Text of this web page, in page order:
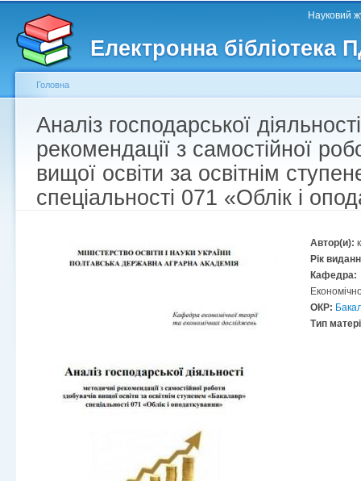
Електронна бібліотека
Головне меню Науковий
Другорядне меню
Ви є тут
Головна
Аналіз господарської
рекомендації з самостійної
вищої освіти за освітнім
спеціальності 071 «Облік і
Автор(и):
Рік
Кафедра:
ОКР:
Тип